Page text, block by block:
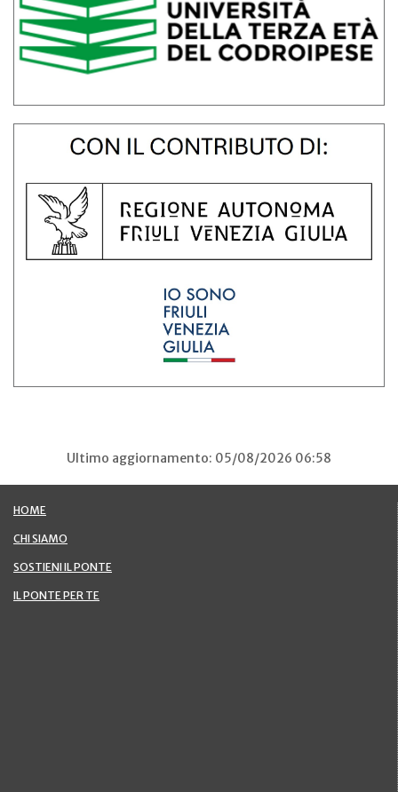
Ultimo aggiornamento: 05/08/2026 06:58
HOME
CHI SIAMO
SOSTIENI IL PONTE
IL PONTE PER TE